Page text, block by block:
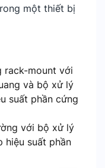
một thiết bị
rack-mount với
và bộ xử lý
suất phần cứng
với bộ xử lý
hiệu suất phần